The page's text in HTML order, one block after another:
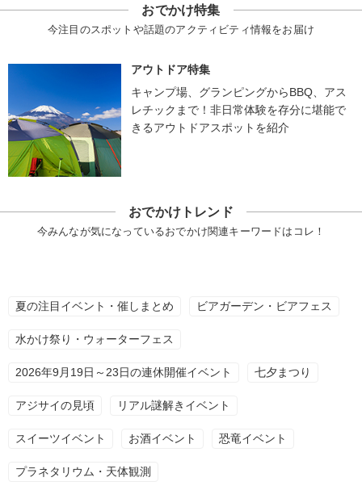
おでかけ特集
今注目のスポットや話題のアクティビティ情報をお届け
アウトドア特集
キャンプ場、グランピングからBBQ、アス
レチックまで！非日常体験を存分に堪能で
きるアウトドアスポットを紹介
おでかけトレンド
今みんなが気になっているおでかけ関連キーワードはコレ！
夏の注目イベント・催しまとめ ビアガーデン・ビアフェス
水かけ祭り・ウォーターフェス
2026年9月19日～23日の連休開催イベント 七夕まつり
アジサイの見頃 リアル謎解きイベント
スイーツイベント お酒イベント 恐竜イベント
プラネタリウム・天体観測